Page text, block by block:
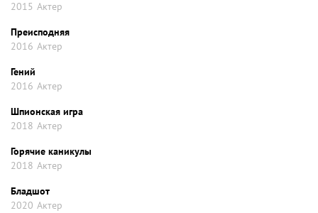
2015 Актер
Преисподняя
2016 Актер
Гений
2016 Актер
Шпионская игра
2018 Актер
Горячие каникулы
2018 Актер
Бладшот
2020 Актер